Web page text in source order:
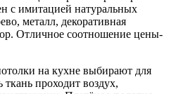
с имитацией натуральных
металл, декоративная
Отличное соотношение цены-
на кухне выбирают для
ткань проходит воздух,